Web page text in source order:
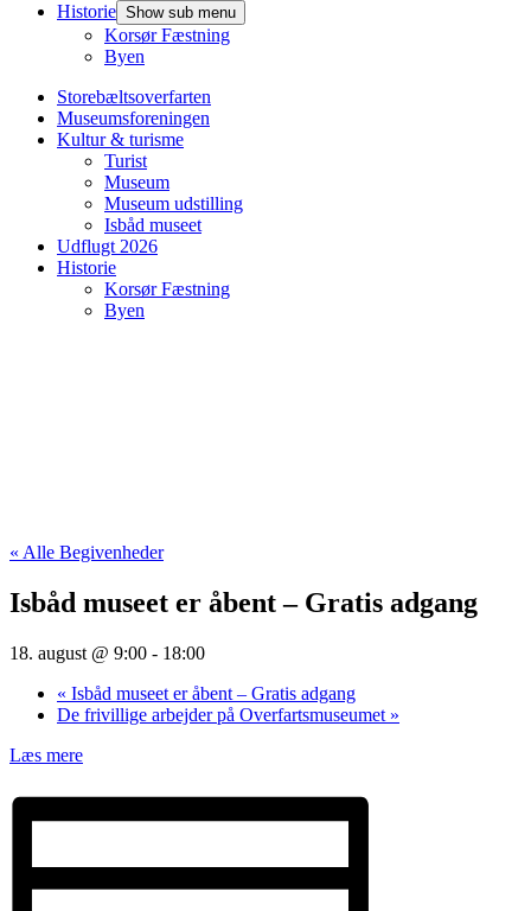
Historie Show sub menu
Korsør Fæstning
Byen
Storebæltsoverfarten
Museumsforeningen
Kultur & turisme
Turist
Museum
Museum udstilling
Isbåd museet
Udflugt 2026
Historie
Korsør Fæstning
Byen
« Alle Begivenheder
Isbåd museet er åbent – Gratis adgang
18. august @ 9:00 - 18:00
« Isbåd museet er åbent – Gratis adgang
De frivillige arbejder på Overfartsmuseumet »
Læs mere